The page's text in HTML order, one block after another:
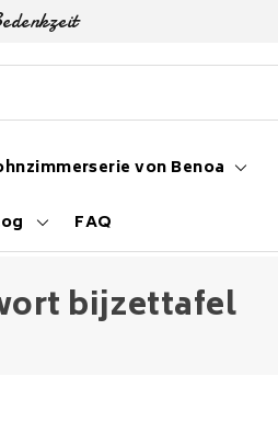
von Benoa
FAQ
bijzettafel